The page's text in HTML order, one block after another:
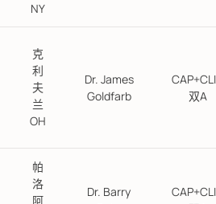
NY
克
利
夫
兰
OH
Dr. James
Goldfarb
双A
帕
洛
阿
Dr. Barry